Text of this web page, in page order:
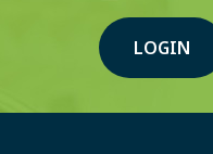
LOGIN